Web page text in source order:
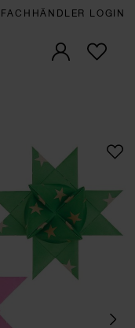
FACHHÄNDLER LOGIN